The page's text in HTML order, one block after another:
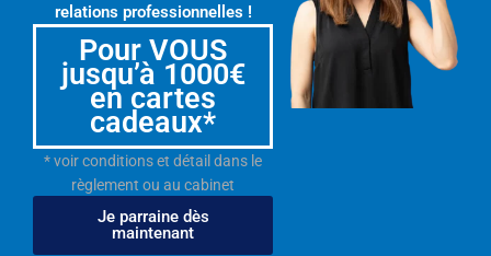
relations professionnelles !
Pour VOUS
jusqu’à 1000€
en cartes
cadeaux*
* voir conditions et détail dans le
règlement ou au cabinet
Je parraine dès
maintenant